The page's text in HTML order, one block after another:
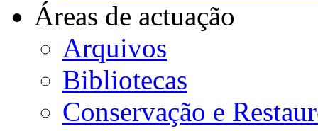
Áreas de actuação
Arquivos
Bibliotecas
Conservação e